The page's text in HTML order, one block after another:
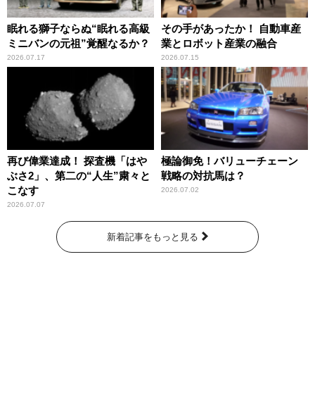
眠れる獅子ならぬ“眠れる高級
ミニバンの元祖”覚醒なるか？
2026.07.17
その手があったか！ 自動車産
業とロボット産業の融合
2026.07.15
再び偉業達成！ 探査機「はや
ぶさ2」、第二の“人生”粛々と
こなす
2026.07.07
極論御免！バリューチェーン
戦略の対抗馬は？
2026.07.02
新着記事をもっと見る